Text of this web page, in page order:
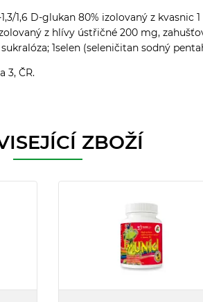
1,6 D-glukan 80% izolovaný z
z hlívy ústřičné 200 mg,
1selen (seleničitan sodný
3, ČR.
ZBOŽÍ